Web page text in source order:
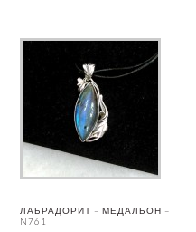
ЛАБРАДОРИТ – МЕДАЛЬОН –
N761